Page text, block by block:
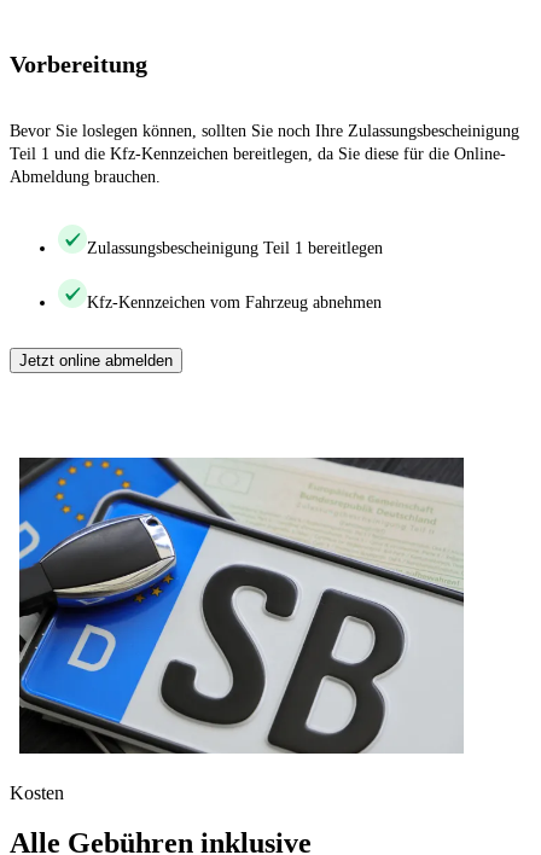
Vorbereitung
Bevor Sie loslegen können, sollten Sie noch Ihre Zulassungsbescheinigung
Teil 1 und die Kfz-Kennzeichen bereitlegen, da Sie diese für die Online-
Abmeldung brauchen.
Zulassungsbescheinigung Teil 1 bereitlegen
Kfz-Kennzeichen vom Fahrzeug abnehmen
Jetzt online abmelden
Kosten
Alle Gebühren inklusive